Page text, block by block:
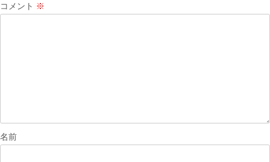
ー
コメント ※
名前